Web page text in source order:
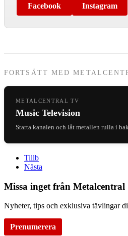
Facebook Instagram
FORTSÄTT MED
METALCENTRAL TV
Music Television
Starta kanalen och låt metallen rulla i
Tillb
Nästa
Missa inget från Metalcentral
Nyheter, tips och exklusiva tävlingar
Prenumerera